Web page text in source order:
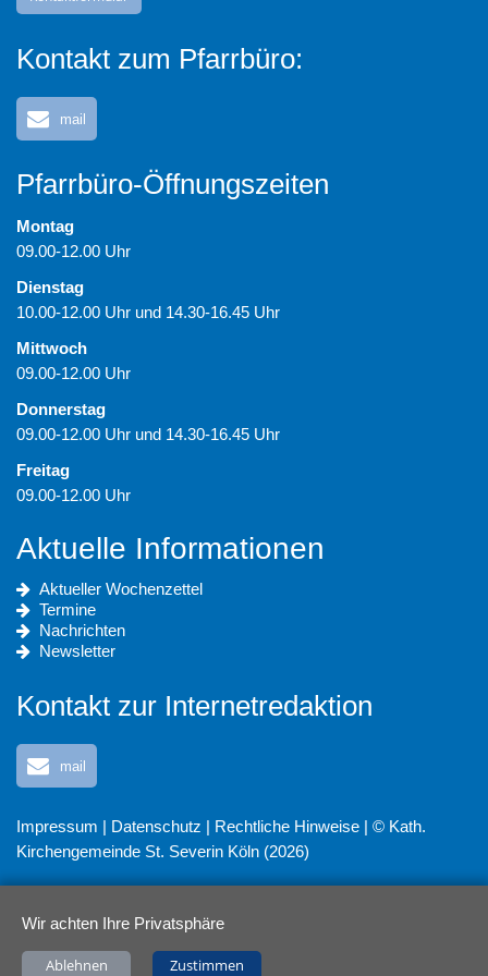
Kontakt zum Pfarrbüro:
mail
Pfarrbüro-Öffnungszeiten
Montag
09.00-12.00 Uhr
Dienstag
10.00-12.00 Uhr und 14.30-16.45 Uhr
Mittwoch
09.00-12.00 Uhr
Donnerstag
09.00-12.00 Uhr und 14.30-16.45 Uhr
Freitag
09.00-12.00 Uhr
Aktuelle Informationen
Aktueller Wochenzettel
Termine
Nachrichten
Newsletter
Kontakt zur Internetredaktion
mail
Impressum | Datenschutz | Rechtliche Hinweise | © Kath.
Kirchengemeinde St. Severin Köln (2026)
Wir achten Ihre Privatsphäre
Ablehnen Zustimmen